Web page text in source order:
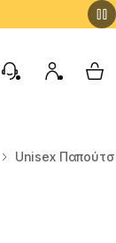
(English)
Decathlon
Εξυπηρέτηση
Ο My
Unisex